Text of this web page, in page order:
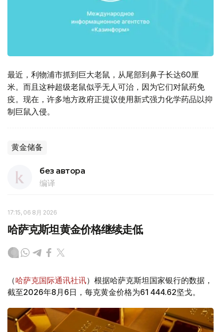
最近，利物浦市抓到巨大老鼠，从尾部到鼻子长达60厘
米。而且这种超级老鼠似乎无人可治，因为它们对鼠药免
疫。现在，许多地方政府正提议使用新式强力化学药品以抑
制巨鼠入侵。
黄金储备
без автора
编译
17:15, 06 8月 2026
哈萨克斯坦黄金价格继续走低
（哈萨克国际通讯社讯）根据哈萨克斯坦国家银行的数据，
截至2026年8月6日，每克黄金价格为61 444.62坚戈。